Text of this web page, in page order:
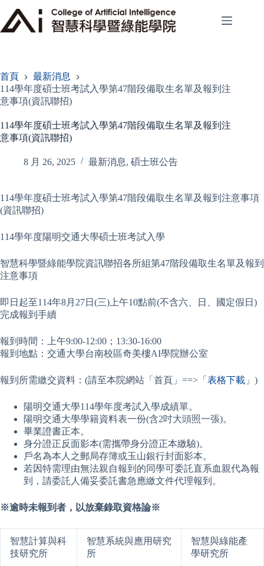
至
主
首頁
最新消息
114學年度碩士班考試入學第47階段備取生名單及報到注
意事項(資訊聯招)
114學年度碩士班考試入學第47階段備取生名單及報到注
意事項(資訊聯招)
8 月 26, 2025 最新消息, 碩士班公告
114學年度碩士班考試入學第47階段備取生名單及報到注意事項
(資訊聯招)
114學年度陽明交通大學碩士班考試入學
智慧科學暨綠能學院資訊聯招各所組第47階段備取生名單及報到
注意事項
即日起至114年8月27日(三)上午10點前(不含六、日、國定假日)
完成報到手續
報到時間：上午9:00-12:00；13:30-16:00
報到地點：交通大學台南校區奇美樓AI學院辦公室
報到所需繳交資料：(請至本院網站「首頁」==>「 表格下載 」)
陽明交通大學114學年度考試入學成績單。
陽明交通大學學籍資料表一份(含2吋大頭照一張)。
畢業證書正本。
身分證正反面影本(需攜帶身分證正本繳驗)。
戶名為本人之郵局存簿或玉山銀行封面影本。
若因特需理由無法親自報到的同學可委託直系血親代為報
到，請委託人備妥委託書急應繳文件代理報到。
※逾時未報到者，以放棄錄取資格論※
智慧計算與科
技研究所
智慧系統與應用研究
所
智慧與綠能產
學研究所